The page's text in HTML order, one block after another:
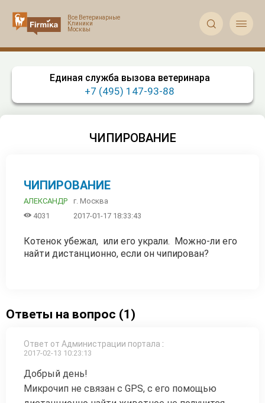
 
Единая служба вызова ветеринара
+7 (495) 147-93-88
ЧИПИРОВАНИЕ
ЧИПИРОВАНИЕ
АЛЕКСАНДР г. Москва
 4031 2017-01-17 18:33:43
Котенок убежал, или его украли. Можно-ли его
найти дистанционно, если он чипирован?
Ответы на вопрос (1)
Ответ от Администрации портала :
2017-02-13 10:23:13
Добрый день!
Микрочип не связан с GPS, с его помощью